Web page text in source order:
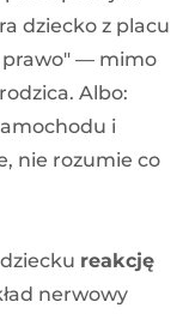
dziecko z placu
prawo" — mimo
Albo:
i
nie rozumie co
reakcję
nerwowy